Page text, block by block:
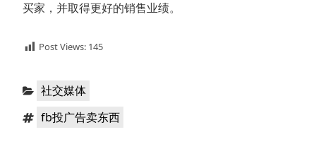
买家，并取得更好的销售业绩。
Post Views: 145
分 社交媒体
标 fb投广告卖东西